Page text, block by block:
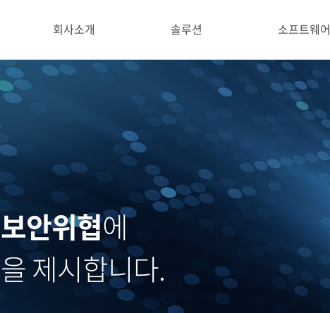
회사소개 솔루션
자산관리 솔루션
하드디스크 영구삭제 솔루션
소프트웨어
Microsoft
한글과컴퓨터
Autodesk
안위협에
을 제시합니다.